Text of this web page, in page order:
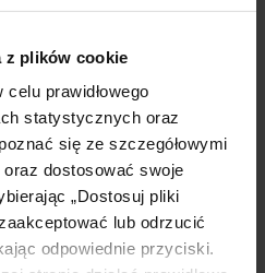
z plików cookie
prawidłowego
statystycznych oraz
się ze szczegółowymi
dostosować swoje
„Dostosuj pliki
lub odrzucić
odpowiednie przyciski.
najniższa cena z 30 dni przed
rozmiar
Dodaj do koszyka
eleganckie spodnie damskie